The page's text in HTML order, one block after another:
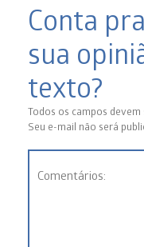
Conta
sua
texto?
Todos os campos devem
Seu e-mail não será